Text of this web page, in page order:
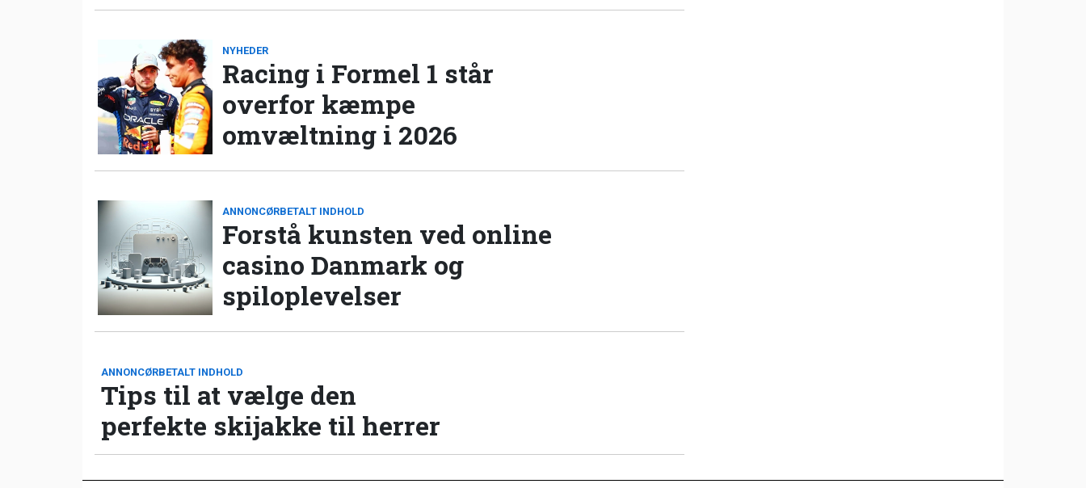
NYHEDER
Racing i Formel 1 står
overfor kæmpe
omvæltning i 2026
ANNONCØRBETALT INDHOLD
Forstå kunsten ved online
casino Danmark og
spiloplevelser
ANNONCØRBETALT INDHOLD
Tips til at vælge den
perfekte skijakke til herrer